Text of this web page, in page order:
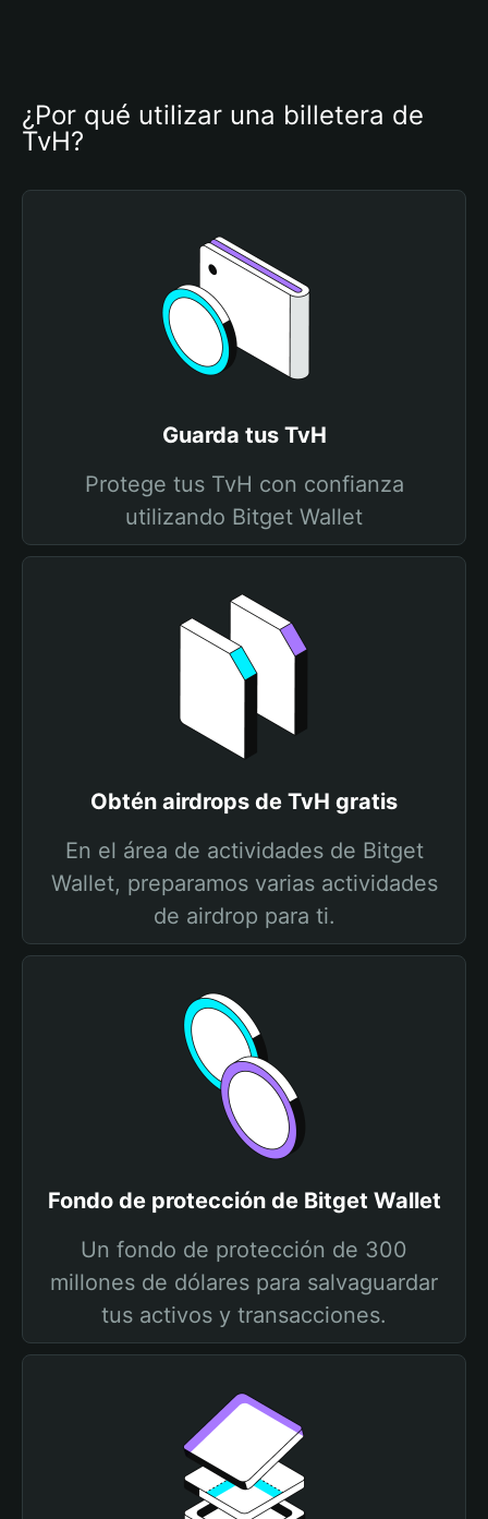
¿Por qué utilizar una billetera de
TvH?
Guarda tus TvH
Protege tus TvH con confianza
utilizando Bitget Wallet
Obtén airdrops de TvH gratis
En el área de actividades de Bitget
Wallet, preparamos varias actividades
de airdrop para ti.
Fondo de protección de Bitget Wallet
Un fondo de protección de 300
millones de dólares para salvaguardar
tus activos y transacciones.